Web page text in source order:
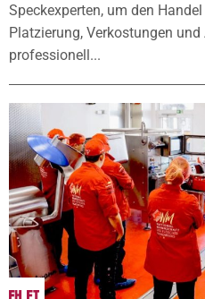
Speckexperten, um den
Platzierung, Verkostungen
professionell...